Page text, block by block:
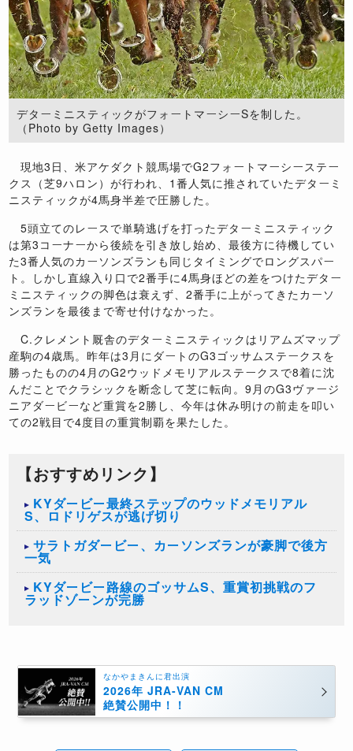
デターミニスティックがフォートマーシーSを制した。
（Photo by Getty Images）
現地3 日、米アケダクト競馬場でG2フォートマーシーステー
クス（芝9ハロン）が行われ、 1番人気に推されていたデターミ
ニスティックが4馬身半差で圧勝した。
5頭立てのレースで単騎逃げを打ったデターミニスティック
は第3 コーナーから後続を引き放し始め、最後方に待機してい
た3番人気のカーソンズランも同じタイミングでロングスパー
ト。しかし直線入り口で2番手に4馬身ほどの差をつけたデター
ミニスティックの脚色は衰えず、2番手に上がってきたカーソ
ンズランを最後まで寄せ付けなかった。
C.クレメント厩舎のデターミニスティックはリアムズマップ
産駒の4歳馬。昨年は3 月にダートのG3 ゴッサムステークスを
勝ったものの4 月のG2ウッドメモリアルステークスで8着に沈
んだことでクラシックを断念して芝に転向。9 月のG3ヴァージ
ニアダービーなど重賞を2勝し、今年は休み明けの前走を叩い
ての2戦目で4度目の重賞制覇を果たした。
【おすすめリンク】
​KYダービー最終ステップのウッドメモリアル
S、ロドリゲスが逃げ切り
​サラトガダービー、カーソンズランが豪脚で後方
一気
KYダービー路線のゴッサムS、重賞初挑戦のフ
ラッドゾーンが完勝
なかやまきんに君出演
2026年 JRA-VAN CM
絶賛公開中！！